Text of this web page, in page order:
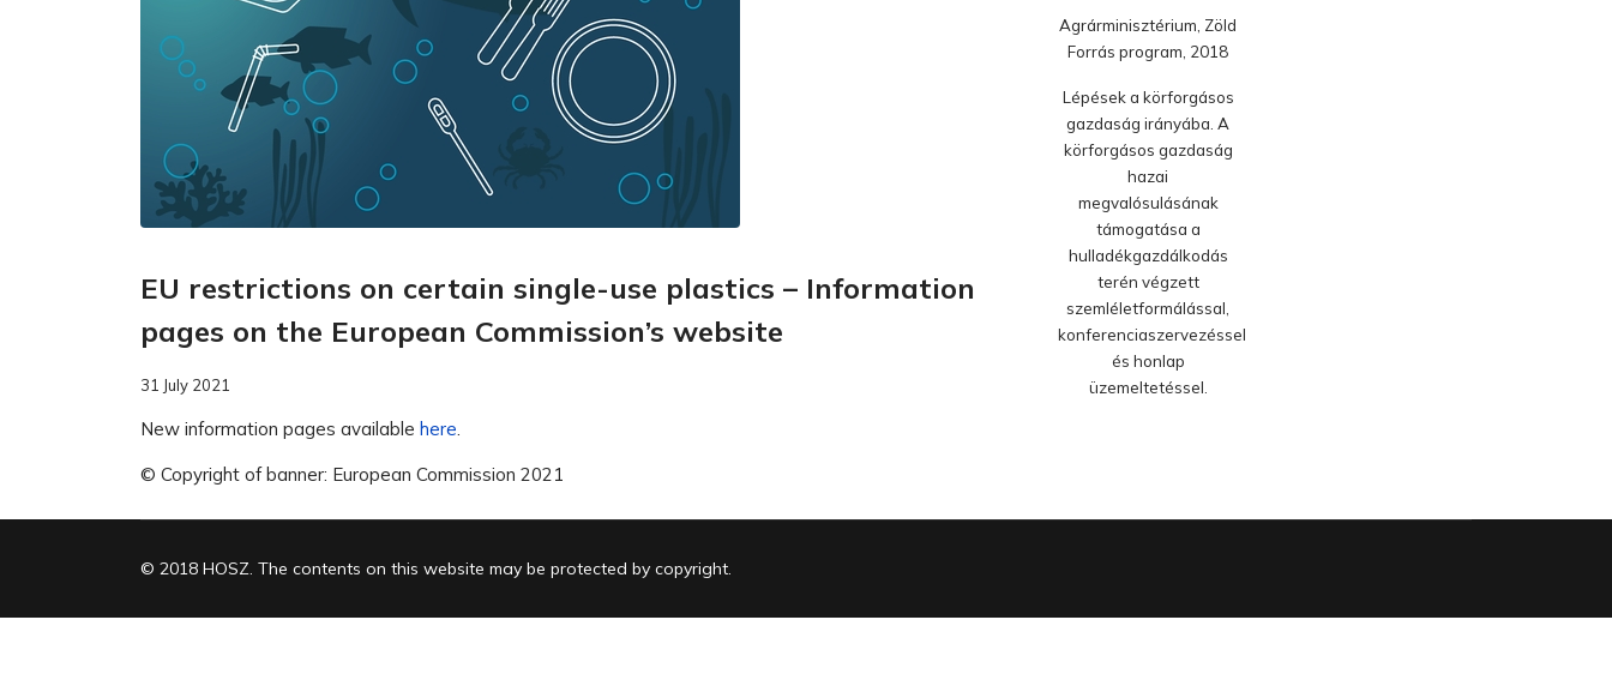
EU restrictions on certain single-use plastics – Information
pages on the European Commission’s website
31 July 2021
New information pages available here.
© Copyright of banner: European Commission 2021
Agrárminisztérium, Zöld
Forrás program, 2018
Lépések a körforgásos
gazdaság irányába. A
körforgásos gazdaság
hazai
megvalósulásának
támogatása a
hulladékgazdálkodás
terén végzett
szemléletformálással,
konferenciaszervezéssel
és honlap
üzemeltetéssel.
© 2018 HOSZ. The contents on this website may be protected by copyright.